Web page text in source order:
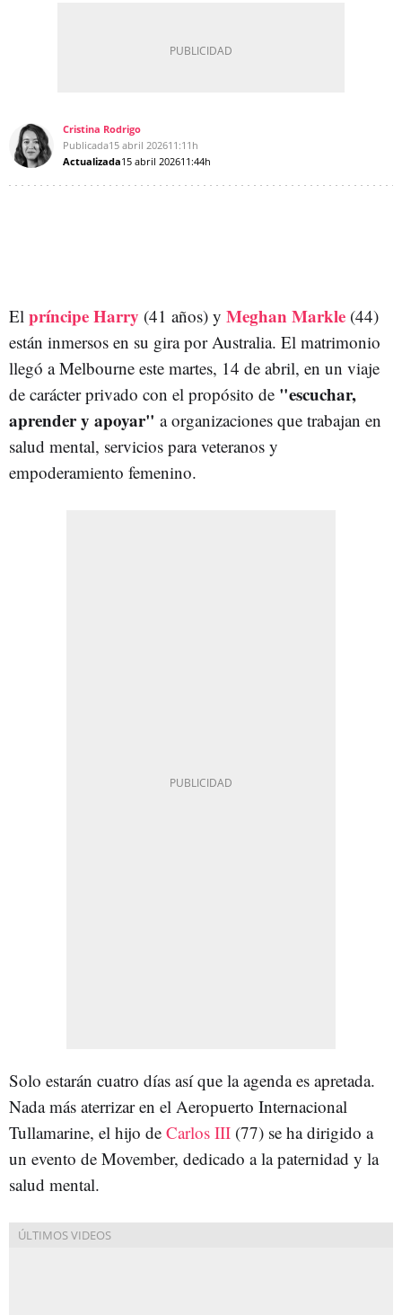
Cristina Rodrigo
Publicada15 abril 202611:11h
Actualizada15 abril 202611:44h
El príncipe Harry (41 años) y Meghan Markle (44)
están inmersos en su gira por Australia. El matrimonio
llegó a Melbourne este martes, 14 de abril, en un viaje
de carácter privado con el propósito de "escuchar,
aprender y apoyar" a organizaciones que trabajan en
salud mental, servicios para veteranos y
empoderamiento femenino.
Solo estarán cuatro días así que la agenda es apretada.
Nada más aterrizar en el Aeropuerto Internacional
Tullamarine, el hijo de Carlos III (77) se ha dirigido a
un evento de Movember, dedicado a la paternidad y la
salud mental.